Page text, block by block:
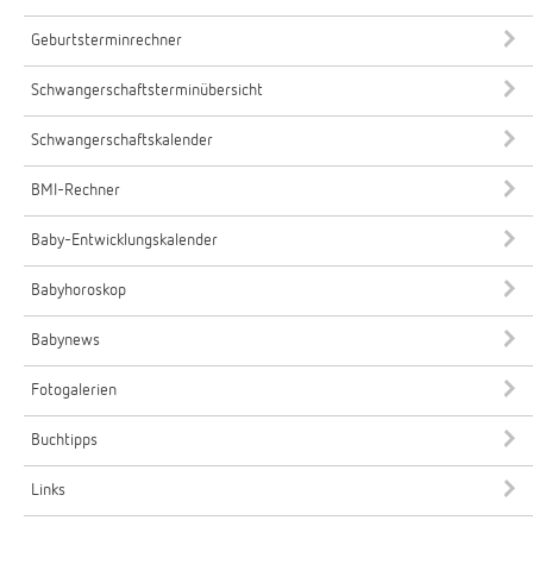
Geburtsterminrechner
Schwangerschaftsterminübersicht
Schwangerschaftskalender
BMI-Rechner
Baby-Entwicklungskalender
Babyhoroskop
Babynews
Fotogalerien
Buchtipps
Links